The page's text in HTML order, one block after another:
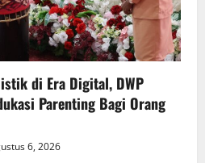
di Era Digital, DWP
Parenting Bagi Orang
6, 2026